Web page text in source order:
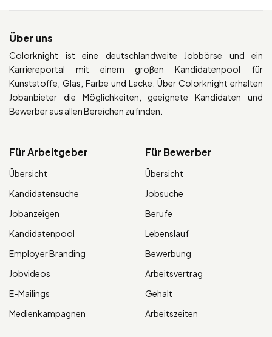
Über uns
Colorknight ist eine deutschlandweite Jobbörse und ein
Karriereportal mit einem großen Kandidatenpool für
Kunststoffe, Glas, Farbe und Lacke. Über Colorknight erhalten
Jobanbieter die Möglichkeiten, geeignete Kandidaten und
Bewerber aus allen Bereichen zu finden.
Für Arbeitgeber
Übersicht
Kandidatensuche
Jobanzeigen
Kandidatenpool
Employer Branding
Jobvideos
E-Mailings
Medienkampagnen
Für Bewerber
Übersicht
Jobsuche
Berufe
Lebenslauf
Bewerbung
Arbeitsvertrag
Gehalt
Arbeitszeiten